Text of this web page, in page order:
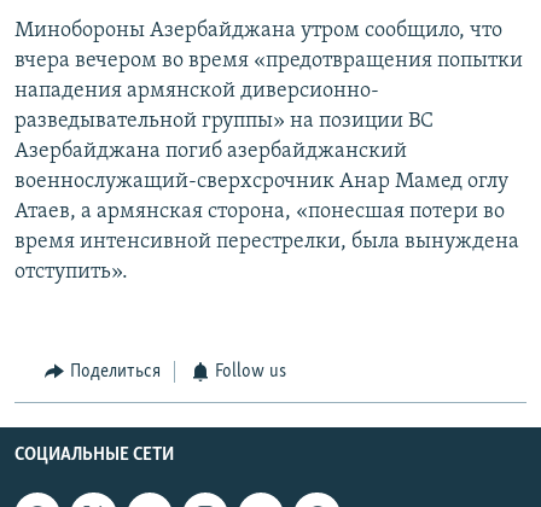
Минобороны Азербайджана утром сообщило, что
вчера вечером во время «предотвращения попытки
нападения армянской диверсионно-
разведывательной группы» на позиции ВС
Азербайджана погиб азербайджанский
военнослужащий-сверхсрочник Анар Мамед оглу
Атаев, а армянская сторона, «понесшая потери во
время интенсивной перестрелки, была вынуждена
отступить».
Поделиться Follow us
СОЦИАЛЬНЫЕ СЕТИ